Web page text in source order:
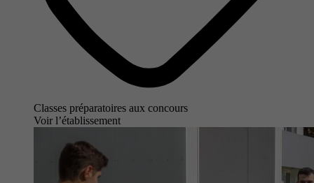
Classes préparatoires aux concours
Voir l’établissement